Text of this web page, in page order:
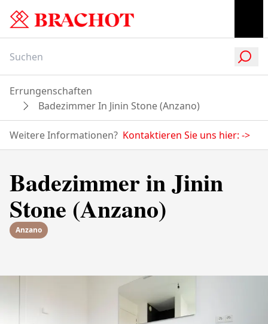
Errungenschaften
Badezimmer In Jinin Stone (Anzano)
Weitere Informationen? Kontaktieren Sie uns hier: ->
Badezimmer in Jinin
Stone (Anzano)
Anzano